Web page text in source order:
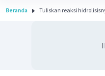
Beranda Tuliskan reaksi